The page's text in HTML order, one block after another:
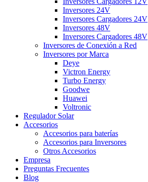
Inversores 24V
Inversores Cargadores 24V
Inversores 48V
Inversores Cargadores 48V
Inversores de Conexión a Red
Inversores por Marca
Deye
Victron Energy
Turbo Energy
Goodwe
Huawei
Voltronic
Regulador Solar
Accesorios
Accesorios para baterías
Accesorios para Inversores
Otros Accesorios
Empresa
Preguntas Frecuentes
Blog